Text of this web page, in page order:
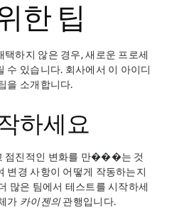
한 팁
하지 않은 경우, 새로운 프로세
수 있습니다. 회사에서 이 아이디
을 소개합니다.
하세요
점진적인 변화를 만���는 것
변경 사항이 어떻게 작동하는지
많은 팀에서 테스트를 시작하세
가 카이젠의관행입니다.